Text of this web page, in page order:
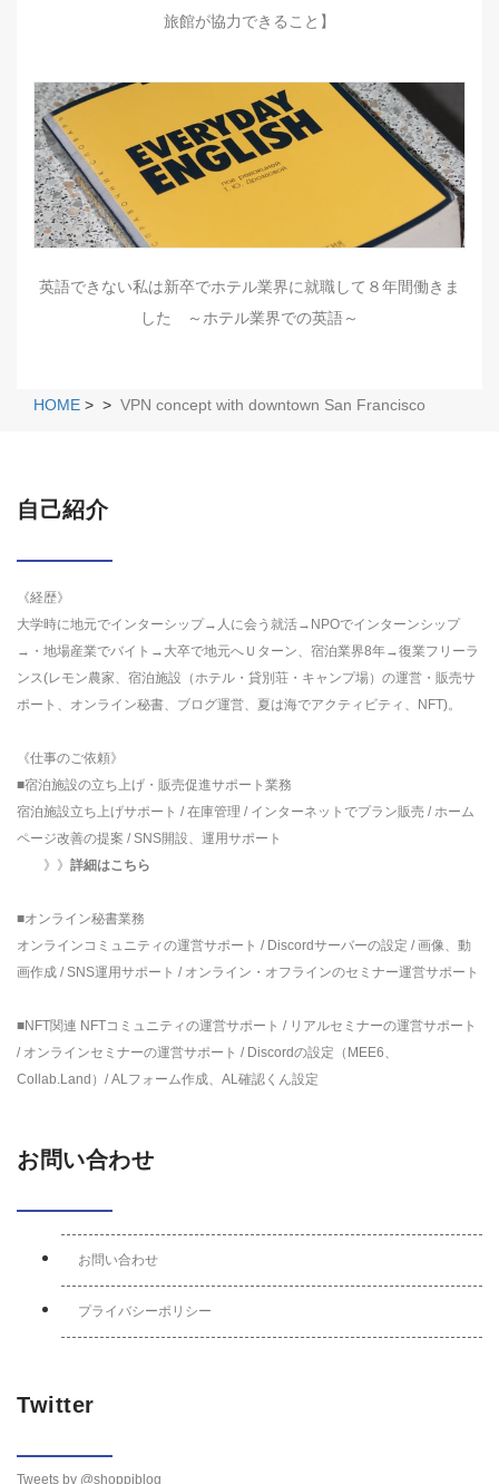
旅館が協力できること】
英語できない私は新卒でホテル業界に就職して８年間働きま
した ～ホテル業界での英語～
HOME > > VPN concept with downtown San Francisco
自己紹介
《経歴》
大学時に地元でインターシップ→人に会う就活→NPOでインターンシップ
→・地場産業でバイト→大卒で地元へＵターン、宿泊業界8年→復業フリーラ
ンス(レモン農家、宿泊施設（ホテル・貸別荘・キャンプ場）の運営・販売サ
ポート、オンライン秘書、ブログ運営、夏は海でアクティビティ、NFT)。
《仕事のご依頼》
■宿泊施設の立ち上げ・販売促進サポート業務
宿泊施設立ち上げサポート / 在庫管理 / インターネットでプラン販売 / ホーム
ページ改善の提案 / SNS開設、運用サポート
》》 詳細はこちら
■オンライン秘書業務
オンラインコミュニティの運営サポート / Discordサーバーの設定 / 画像、動
画作成 / SNS運用サポート / オンライン・オフラインのセミナー運営サポート
■NFT関連 NFTコミュニティの運営サポート / リアルセミナーの運営サポート
/ オンラインセミナーの運営サポート / Discordの設定（MEE6、
Collab.Land）/ ALフォーム作成、AL確認くん設定
お問い合わせ
お問い合わせ
プライバシーポリシー
Twitter
Tweets by @shoppiblog